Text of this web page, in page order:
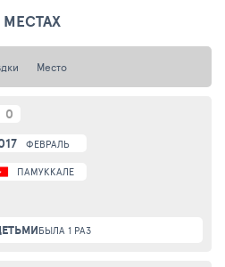
МЕСТАХ
Место
ФЕВРАЛЬ
ПАМУККАЛЕ
0
БЫЛА 1 РАЗ